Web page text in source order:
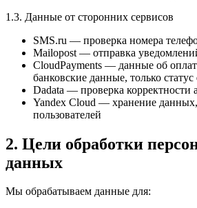
1.3. Данные от сторонних сервисов
SMS.ru — проверка номера
Mailopost — отправка
CloudPayments — данные об
банковские данные, только
Dadata — проверка корректности
Yandex Cloud — хранение
пользователей
2. Цели обработки
данных
Мы обрабатываем данные для: